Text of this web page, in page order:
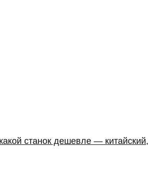
станок дешевле —